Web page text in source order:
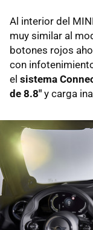
Al interior del
muy similar al
botones rojos
con
el sistema
de 8.8" y carga